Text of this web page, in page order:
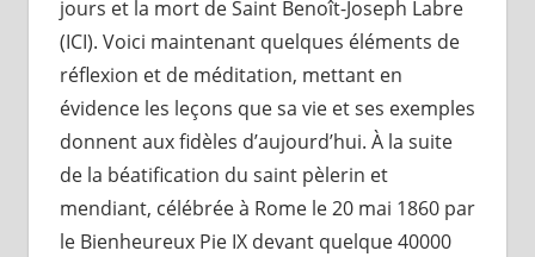
jours et la mort de Saint Benoît-Joseph Labre
(ICI). Voici maintenant quelques éléments de
réflexion et de méditation, mettant en
évidence les leçons que sa vie et ses exemples
donnent aux fidèles d’aujourd’hui. À la suite
de la béatification du saint pèlerin et
mendiant, célébrée à Rome le 20 mai 1860 par
le Bienheureux Pie IX devant quelque 40000